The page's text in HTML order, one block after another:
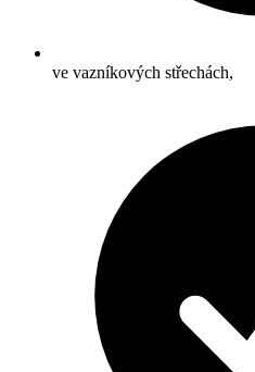
ve vazníkových střechách,